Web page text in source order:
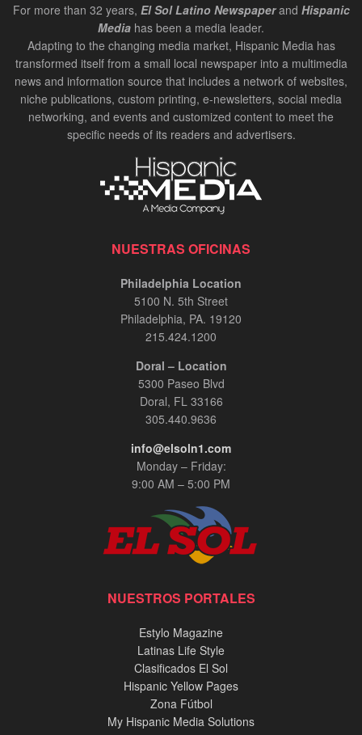
For more than 32 years, El Sol Latino Newspaperand Hispanic
Media has been a media leader.
Adapting to the changing media market, Hispanic Media has
transformed itself from a small local newspaper into a multimedia
news and information source that includes a network of websites,
niche publications, custom printing, e-newsletters, social media
networking, and events and customized content to meet the
specific needs of its readers and advertisers.
NUESTRAS OFICINAS
Philadelphia Location
5100 N. 5th Street
Philadelphia, PA. 19120
215.424.1200
Doral – Location
5300 Paseo Blvd
Doral, FL 33166
305.440.9636
info@elsoln1.com
Monday – Friday:
9:00 AM – 5:00 PM
NUESTROS PORTALES
Estylo Magazine
Latinas Life Style
Clasificados El Sol
Hispanic Yellow Pages
Zona Fútbol
My Hispanic Media Solutions